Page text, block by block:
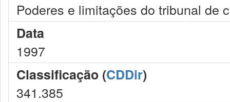
Poderes e limitações do tribunal de
Data
1997
Classificação (CDDir)
341.385